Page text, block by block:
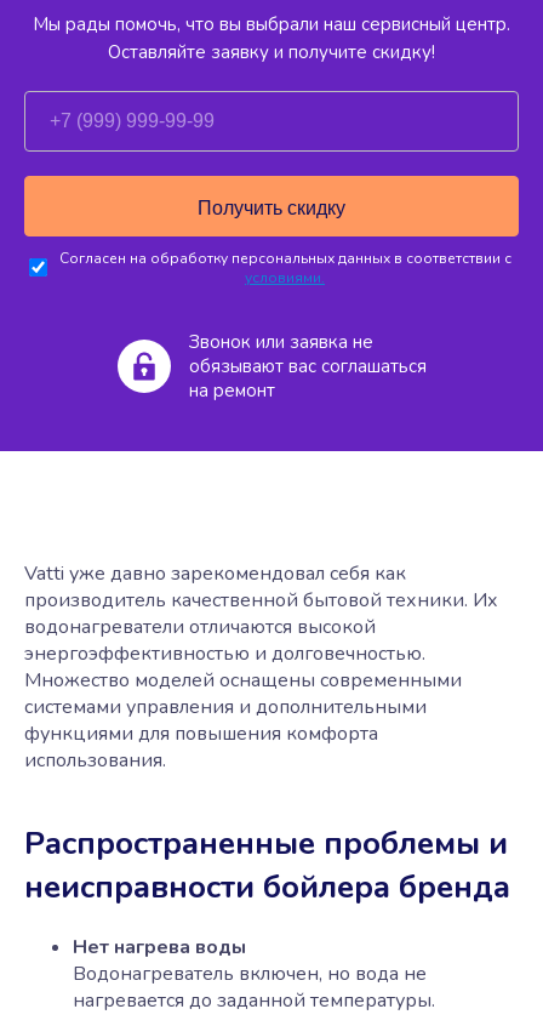
Мы рады помочь, что вы выбрали наш сервисный центр.
Оставляйте заявку и получите скидку!
Согласен на обработку персональных данных в соответствии с
условиями.
Звонок или заявка не
обязывают вас соглашаться
на ремонт
Vatti уже давно зарекомендовал себя как
производитель качественной бытовой техники. Их
водонагреватели отличаются высокой
энергоэффективностью и долговечностью.
Множество моделей оснащены современными
системами управления и дополнительными
функциями для повышения комфорта
использования.
Распространенные проблемы и
неисправности бойлера бренда
Нет нагрева воды
Водонагреватель включен, но вода не
нагревается до заданной температуры.